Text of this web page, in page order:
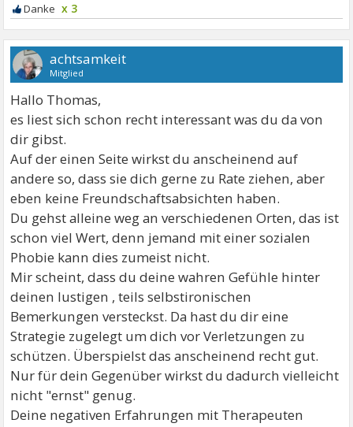
x 3
achtsamkeit
Mitglied
Hallo Thomas,
es liest sich schon recht interessant was du da von
dir gibst.
Auf der einen Seite wirkst du anscheinend auf
andere so, dass sie dich gerne zu Rate ziehen, aber
eben keine Freundschaftsabsichten haben.
Du gehst alleine weg an verschiedenen Orten, das ist
schon viel Wert, denn jemand mit einer sozialen
Phobie kann dies zumeist nicht.
Mir scheint, dass du deine wahren Gefühle hinter
deinen lustigen , teils selbstironischen
Bemerkungen versteckst. Da hast du dir eine
Strategie zugelegt um dich vor Verletzungen zu
schützen. Überspielst das anscheinend recht gut.
Nur für dein Gegenüber wirkst du dadurch vielleicht
nicht "ernst" genug.
Deine negativen Erfahrungen mit Therapeuten